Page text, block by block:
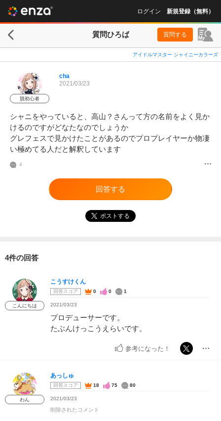
ログイン 新規登録（無料）
質問ひろば 質問する
アイドルマスター シャイニーカラーズ
脱初心者
cha
2021/03/23
シャニをやっていると、高山？さんって方の名前をよく見か
けるのですがどなたなのでしょうか
グレフェスで見かけたことがあるのでプロプレイヤーか物凄
い極めてる人だと解釈しています
4
回答する
ポストする
4件の回答
こんにちは
こうすけくん
回答スコア 0 0 1
2021/03/23
プロデューサーです。
たぶんけっこうえらいです。
参考になった！
わん
あっしゅ
回答スコア 18 75 80
2021/03/23
削除されたコメント